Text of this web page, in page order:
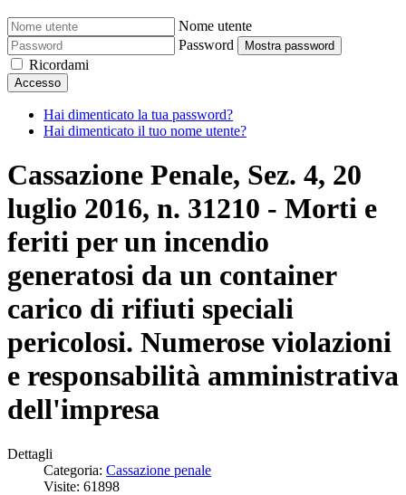
Nome utente
Password
Mostra password
Ricordami
Accesso
Hai dimenticato la tua password?
Hai dimenticato il tuo nome utente?
Cassazione Penale, Sez. 4, 20
luglio 2016, n. 31210 - Morti e
feriti per un incendio
generatosi da un container
carico di rifiuti speciali
pericolosi. Numerose violazioni
e responsabilità amministrativa
dell'impresa
Dettagli
Categoria: Cassazione penale
Visite: 61898